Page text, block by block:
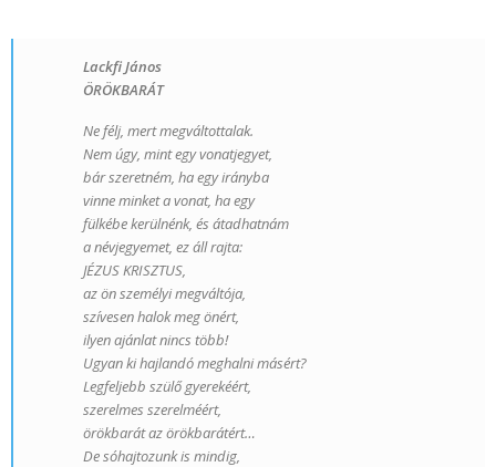
Lackfi János
ÖRÖKBARÁT
Ne félj, mert megváltottalak.
Nem úgy, mint egy vonatjegyet,
bár szeretném, ha egy irányba
vinne minket a vonat, ha egy
fülkébe kerülnénk, és átadhatnám
a névjegyemet, ez áll rajta:
JÉZUS KRISZTUS,
az ön személyi megváltója,
szívesen halok meg önért,
ilyen ajánlat nincs több!
Ugyan ki hajlandó meghalni másért?
Legfeljebb szülő gyerekéért,
szerelmes szerelméért,
örökbarát az örökbarátért…
De sóhajtozunk is mindig,